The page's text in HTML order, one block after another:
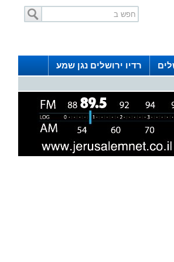
רדיו ירושלים נגן שמע